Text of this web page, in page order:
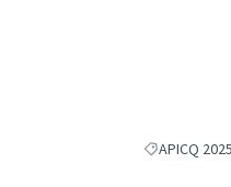
Filtrer les
APICQ 2025